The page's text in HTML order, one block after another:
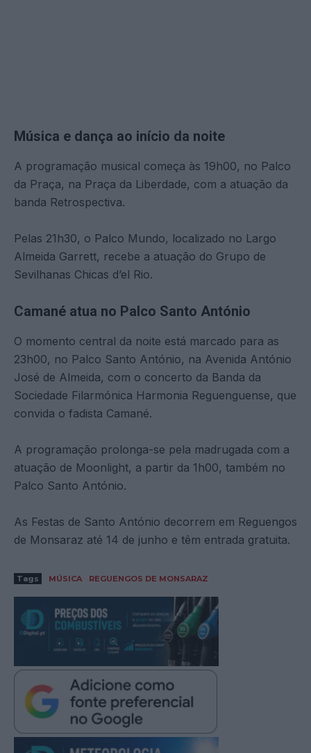
Música e dança ao início da noite
A programação musical começa às 19h00, no Palco
da Praça, na Praça da Liberdade, com a atuação da
banda Retrospectiva.
Pelas 21h30, o Palco Mundo, localizado no Largo
Almeida Garrett, recebe a atuação do Grupo de
Sevilhanas Chicas d’el Rio.
Camané atua no Palco Santo António
O momento central da noite está marcado para as
23h00, no Palco Santo António, na Avenida António
José de Almeida, com o concerto da Banda da
Sociedade Filarmónica Harmonia Reguenguense, que
convida o fadista Camané.
A programação prolonga-se pela madrugada com a
atuação de Moonlight, a partir da 1h00, também no
Palco Santo António.
As Festas de Santo António decorrem em Reguengos
de Monsaraz até 14 de junho e têm entrada gratuita.
Tags MÚSICA REGUENGOS DE MONSARAZ